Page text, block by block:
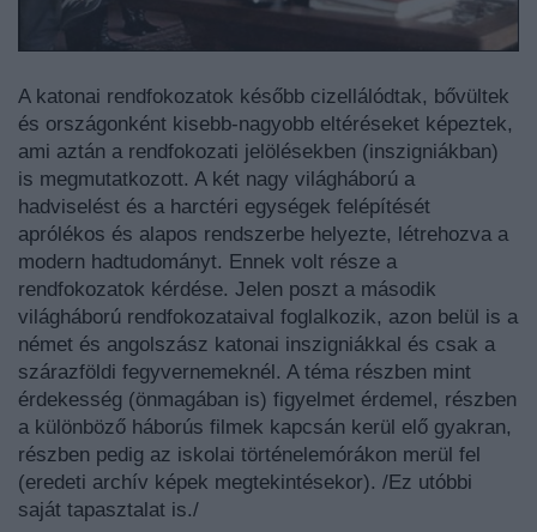
A katonai rendfokozatok később cizellálódtak, bővültek
és országonként kisebb-nagyobb eltéréseket képeztek,
ami aztán a rendfokozati jelölésekben (inszigniákban)
is megmutatkozott. A két nagy világháború a
hadviselést és a harctéri egységek felépítését
aprólékos és alapos rendszerbe helyezte, létrehozva a
modern hadtudományt. Ennek volt része a
rendfokozatok kérdése. Jelen poszt a második
világháború rendfokozataival foglalkozik, azon belül is a
német és angolszász katonai inszigniákkal és csak a
szárazföldi fegyvernemeknél. A téma részben mint
érdekesség (önmagában is) figyelmet érdemel, részben
a különböző háborús filmek kapcsán kerül elő gyakran,
részben pedig az iskolai történelemórákon merül fel
(eredeti archív képek megtekintésekor). /Ez utóbbi
saját tapasztalat is./